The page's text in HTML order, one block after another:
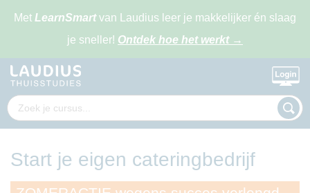
Met LearnSmartvan Laudius leer je makkelijker én slaag
je sneller! Ontdek hoe het werkt →
Start je eigen cateringbedrijf